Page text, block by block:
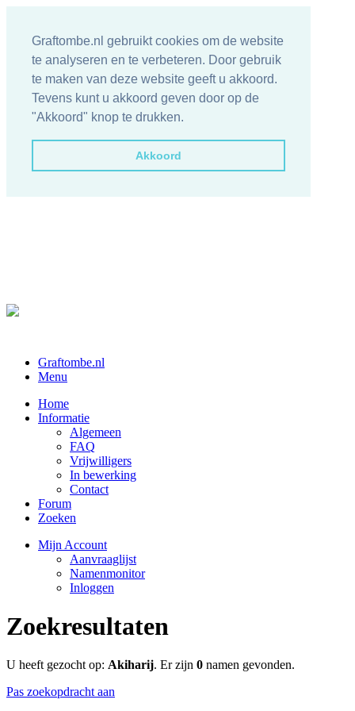
Graftombe.nl gebruikt cookies om de website
te analyseren en te verbeteren. Door gebruik
te maken van deze website geeft u akkoord.
Tevens kunt u akkoord geven door op de
"Akkoord" knop te drukken.
Akkoord
Graftombe.nl
Menu
Home
Informatie
Algemeen
FAQ
Vrijwilligers
In bewerking
Contact
Forum
Zoeken
Mijn Account
Aanvraaglijst
Namenmonitor
Inloggen
Zoekresultaten
U heeft gezocht op: Akiharij. Er zijn 0 namen gevonden.
Pas zoekopdracht aan